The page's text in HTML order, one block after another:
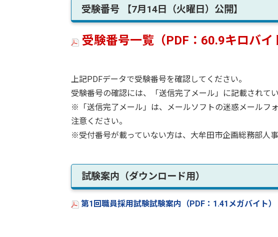
受験番号 【7月14日（火曜日）公開】
受験番号一覧（PDF：60.9キロバイ
上記PDFデータで受験番号を確認してください。
受験番号の確認には、「送信完了メール」に記載されて
※「送信完了メール」は、メールソフトの迷惑メールフ
注意ください。
※受付番号が載っていない方は、大牟田市企画総務部人
試験案内（ダウンロード用）
第1回職員採用試験試験案内（PDF：1.41メガバイト）